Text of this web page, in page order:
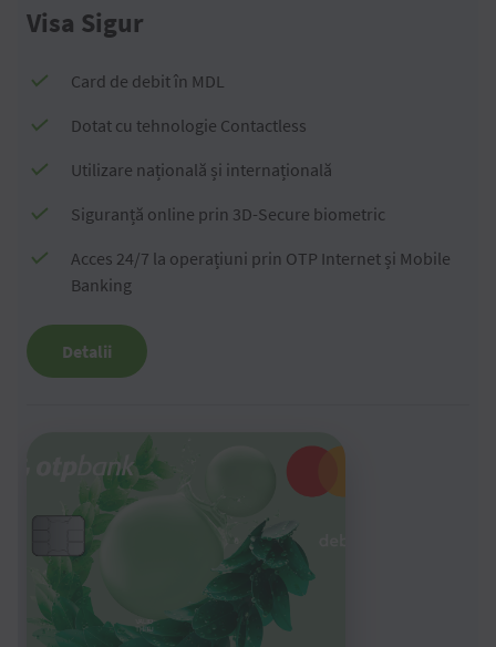
Visa Sigur
Card de debit în MDL
Dotat cu tehnologie Contactless
Utilizare națională și internațională
Siguranță online prin 3D-Secure biometric
Acces 24/7 la operațiuni prin OTP Internet și Mobile
Banking
Detalii